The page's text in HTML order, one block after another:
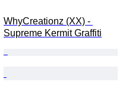
WhyCreationz (XX) -
Supreme Kermit Graffiti